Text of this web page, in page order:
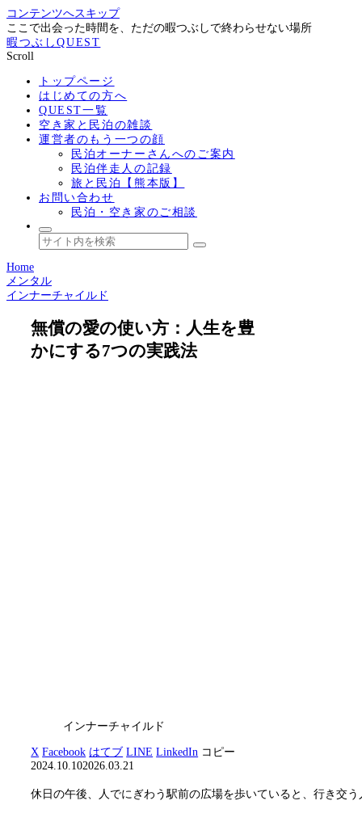
コンテンツへスキップ
ここで出会った時間を、ただの暇つぶしで終わらせない場所
暇つぶしQUEST
Scroll
トップページ
はじめての方へ
QUEST一覧
空き家と民泊の雑談
運営者のもう一つの顔
民泊オーナーさんへのご案内
民泊伴走人の記録
旅と民泊【熊本版】
お問い合わせ
民泊・空き家のご相談
Home
メンタル
インナーチャイルド
無償の愛の使い方：人生を豊
かにする7つの実践法
インナーチャイルド
X Facebook はてブ LINE LinkedIn コピー
2024.10.102026.03.21
休日の午後、人でにぎわう駅前の広場を歩いていると、行き交